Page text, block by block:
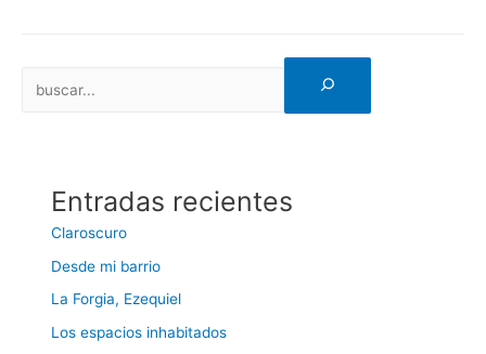
Entradas recientes
Claroscuro
Desde mi barrio
La Forgia, Ezequiel
Los espacios inhabitados